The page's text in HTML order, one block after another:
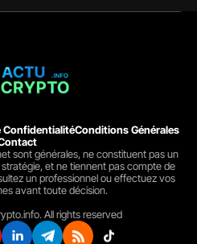
ConfidentialitéConditions Générales
sont générales, ne constituent pas un
et ne tiennent pas compte de
un professionnel ou effectuez vos
avant toute décision.
All rights reserved